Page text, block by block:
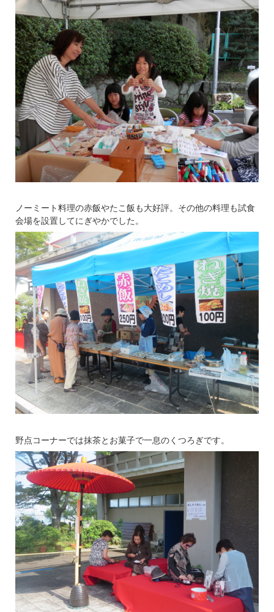
ノーミート料理の赤飯やたこ飯も大好評。その他の料理も試食
会場を設置してにぎやかでした。
野点コーナーでは抹茶とお菓子で一息のくつろぎです。